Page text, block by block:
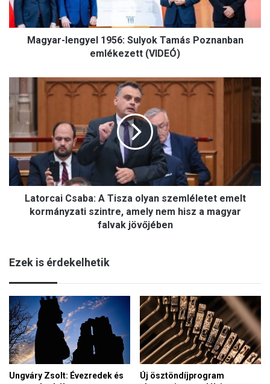
e
e
1
6
:
S
u
m
á
P
o
z
n
a
b
Magyar-lengyel 1956: Sulyok Tamás Poznanban
emlékezett (VIDEÓ)
a
t
r
a
i
C
A
i
s
z
a
o
l
y
a
Latorcai Csaba: A Tisza olyan szemléletet emelt
kormányzati szintre, amely nem hisz a magyar
falvak jövőjében
Ezek is érdekelhetik
Ungváry Zsolt: Évezredek és
Új ösztöndíjprogram